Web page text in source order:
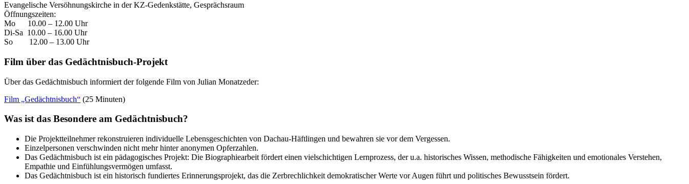
Evangelische Versöhnungskirche in der KZ-Gedenkstätte, Gesprächsraum
Öffnungszeiten:
Mo 10.00 – 12.00 Uhr
Di-Sa 10.00 – 16.00 Uhr
So 12.00 – 13.00 Uhr
Film über das Gedächtnisbuch-Projekt
Über das Gedächtnisbuch informiert der folgende Film von Julian Monatzeder:
Film „Gedächtnisbuch“ (25 Minuten)
Was ist das Besondere am Gedächtnisbuch?
Die Projektteilnehmer rekonstruieren individuelle Lebensgeschichten von Dachau-Häftlingen und bewahren sie vor dem Vergessen.
Einzelpersonen verschwinden nicht mehr hinter anonymen Opferzahlen.
Das Gedächtnisbuch ist ein pädagogisches Projekt: Die Biographiearbeit fördert einen vielschichtigen Lernprozess, der u.a. historisches Wissen, methodische Fähigkeiten und emotionales Verstehen,
Empathie und Einfühlungsvermögen umfasst.
Das Gedächtnisbuch ist ein historisch fundiertes Erinnerungsprojekt, das die Zerbrechlichkeit demokratischer Werte vor Augen führt und politisches Bewusstsein fördert.